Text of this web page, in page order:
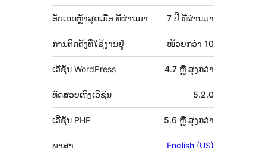
ກຳກັບ
(Meta)
ອັບເດດຫຼ້າສຸດເມື່ອ 7 ປີ ທີ່ຜ່ານມາ
ທີ່ຜ່ານມາ
ການຕິດຕັ້ງທີ່ໃຊ້ງານຢູ່ ໜ້ອຍກວ່າ 10
ເວີຊັນ WordPress 4.7 ຫຼື ສູງກວ່າ
ທົດສອບເຖິງເວີຊັນ 5.2.0
ເວີຊັນ PHP 5.6 ຫຼື ສູງກວ່າ
ພາສາ English (US)